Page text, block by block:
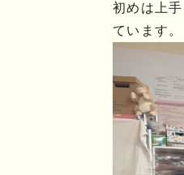
初めは上
ています。